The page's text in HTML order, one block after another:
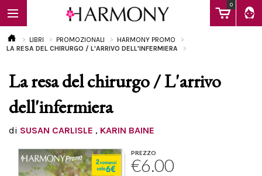
0
EBOOK
Calendario
LIBRI PROMOZIONALI
HARMONY PROMO
LA RESA DEL CHIRURGO / L'ARRIVO DELL'INFERMIERA
La resa del chirurgo / L'arrivo
dell'infermiera
di SUSAN CARLISLE , KARIN BAINE
PREZZO
€6.00